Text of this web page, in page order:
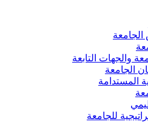
والجهات التابعة
الجامعة
المستدامة
للجامعة